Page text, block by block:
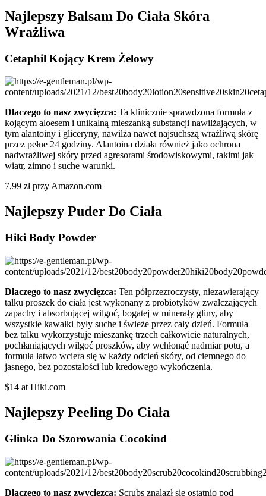
Najlepszy Balsam Do Ciała Skóra
Wrażliwa
Cetaphil Kojący Krem Żelowy
Dlaczego to nasz zwycięzca: Ta klinicznie sprawdzona formuła z
kojącym aloesem i unikalną mieszanką substancji nawilżających, w
tym alantoiny i gliceryny, nawilża nawet najsuchszą wrażliwą skórę
przez pełne 24 godziny. Alantoina działa również jako ochrona
nadwrażliwej skóry przed agresorami środowiskowymi, takimi jak
wiatr, zimno i suche warunki.
7,99 zł przy Amazon.com
Najlepszy Puder Do Ciała
Hiki Body Powder
Dlaczego to nasz zwycięzca: Ten półprzezroczysty, niezawierający
talku proszek do ciała jest wykonany z probiotyków zwalczających
zapachy i absorbującej wilgoć, bogatej w minerały gliny, aby
wszystkie kawałki były suche i świeże przez cały dzień. Formuła
bez talku wykorzystuje mieszankę trzech całkowicie naturalnych,
pochłaniających wilgoć proszków, aby wchłonąć nadmiar potu, a
formuła łatwo wciera się w każdy odcień skóry, od ciemnego do
jasnego, bez pozostałości lub kredowego wykończenia.
$14 at Hiki.com
Najlepszy Peeling Do Ciała
Glinka Do Szorowania Cocokind
Dlaczego to nasz zwycięzca: Scrubs znalazł się ostatnio pod